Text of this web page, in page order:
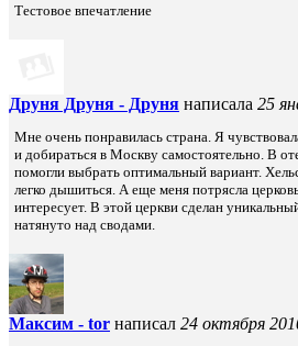
Тестовое впечатление
Друня Друня - Друня написала 25
Мне очень понравилась страна. Я
и добираться в Москву самостоятельно. В
помогли выбрать оптимальный вариант.
легко дышиться. А еще меня потрясла
интересует. В этой церкви сделан
натянуто над сводами.
Максим - tor написал 24 октября